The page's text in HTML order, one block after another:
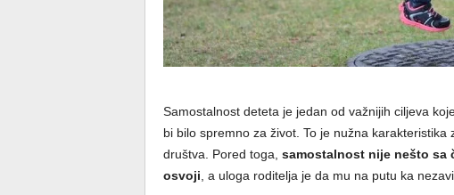
Samostalnost deteta je jedan od važnijih ciljeva
bi bilo spremno za život. To je nužna
društva. Pored toga, samostalnost nije nešto sa
osvoji , a uloga roditelja je da mu na putu ka